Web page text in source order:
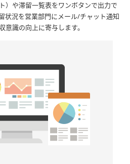
）や滞留一覧表をワンボタンで出力で
状況を営業部門にメール/チャット通知
意識の向上に寄与します。